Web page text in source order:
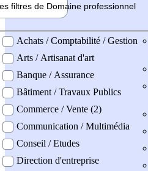
filtres de Domaine professionnel
professionel
Achats / Comptabilité / Gestion
Arts / Artisanat d'art
Banque / Assurance
Bâtiment / Travaux Publics
Commerce / Vente (2)
Communication / Multimédia
Conseil / Etudes
Direction d'entreprise